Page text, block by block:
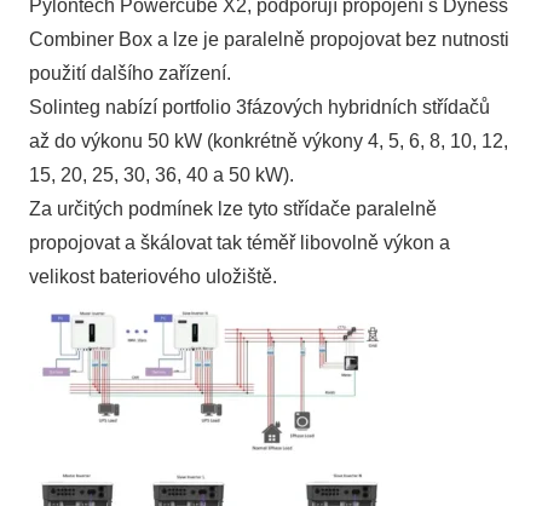
Pylontech Powercube X2, podporují propojení s Dyness
Combiner Box a lze je paralelně propojovat bez nutnosti
použití dalšího zařízení.
Solinteg nabízí portfolio 3fázových hybridních střídačů
až do výkonu 50 kW (konkrétně výkony 4, 5, 6, 8, 10, 12,
15, 20, 25, 30, 36, 40 a 50 kW).
Za určitých podmínek lze tyto střídače paralelně
propojovat a škálovat tak téměř libovolně výkon a
velikost bateriového uložiště.